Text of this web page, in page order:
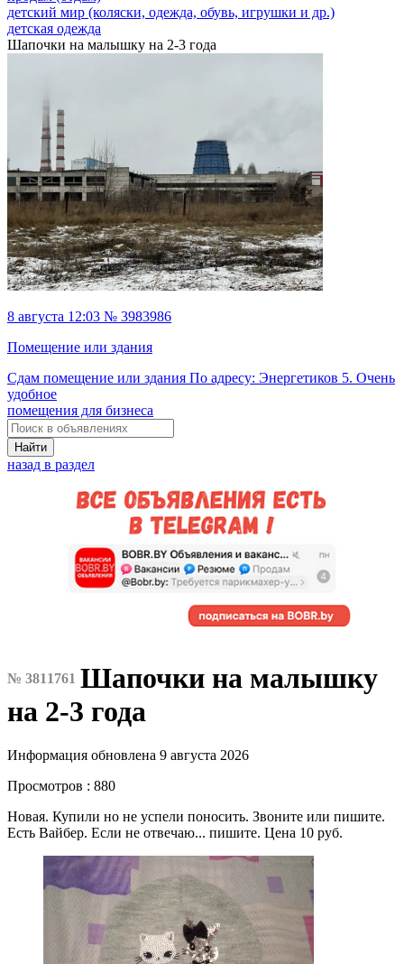
детский мир (коляски, одежда, обувь, игрушки и др.)
детская одежда
Шапочки на малышку на 2-3 года
8 августа 12:03 № 3983986
Помещение или здания
Сдам помещение или здания По адресу: Энергетиков 5. Очень
удобное
помещения для бизнеса
Найти
назад в раздел
№ 3811761 Шапочки на малышку
на 2-3 года
Информация обновлена 9 августа 2026
Просмотров : 880
Новая. Купили но не успели поносить. Звоните или пишите.
Есть Вайбер. Если не отвечаю... пишите. Цена 10 руб.